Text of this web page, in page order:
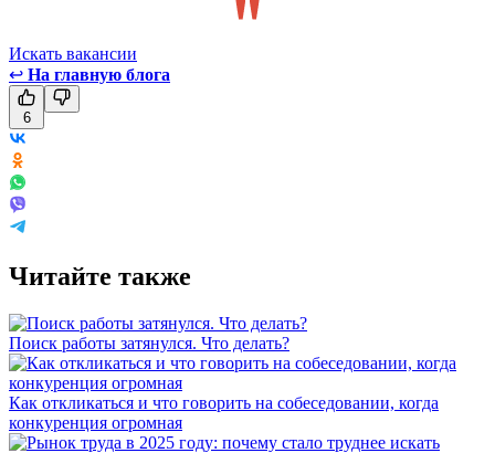
Искать вакансии
↩ На главную блога
6
Читайте также
Поиск работы затянулся. Что делать?
Как откликаться и что говорить на собеседовании, когда
конкуренция огромная